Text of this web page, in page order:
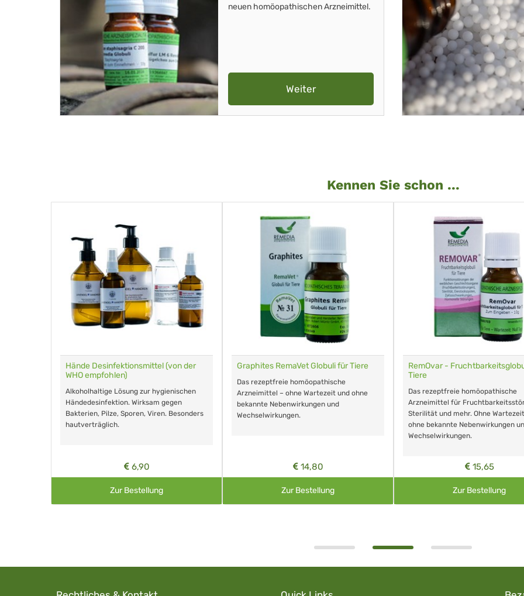
neuen homöopathischen Arzneimittel.
Weiter
Kennen Sie schon ...
Hände Desinfektionsmittel (von der
WHO empfohlen)
Alkoholhaltige Lösung zur hygienischen
Händedesinfektion. Wirksam gegen
Bakterien, Pilze, Sporen, Viren. Besonders
hautverträglich.
6,90
Zur Bestellung
Graphites RemaVet Globuli für Tiere
Das rezeptfreie homöopathische
Arzneimittel – ohne Wartezeit und ohne
bekannte Nebenwirkungen und
Wechselwirkungen.
14,80
Zur Bestellung
RemOvar -
Tiere
Das rezeptfreie homöopathische
Arzneimittel für
Sterilität und mehr. Ohne
ohne bekannte Nebenwirkungen
Wechselwirkungen.
15,65
Zur Bestellung